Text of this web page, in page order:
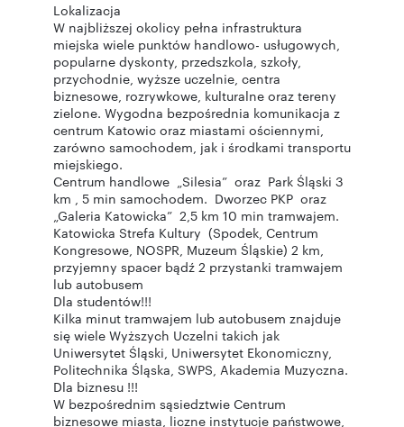
Lokalizacja
W najbliższej okolicy pełna infrastruktura
miejska wiele punktów handlowo- usługowych,
popularne dyskonty, przedszkola, szkoły,
przychodnie, wyższe uczelnie, centra
biznesowe, rozrywkowe, kulturalne oraz tereny
zielone. Wygodna bezpośrednia komunikacja z
centrum Katowic oraz miastami ościennymi,
zarówno samochodem, jak i środkami transportu
miejskiego.
Centrum handlowe „Silesia” oraz Park Śląski 3
km , 5 min samochodem. Dworzec PKP oraz
„Galeria Katowicka” 2,5 km 10 min tramwajem.
Katowicka Strefa Kultury (Spodek, Centrum
Kongresowe, NOSPR, Muzeum Śląskie) 2 km,
przyjemny spacer bądź 2 przystanki tramwajem
lub autobusem
Dla studentów!!!
Kilka minut tramwajem lub autobusem znajduje
się wiele Wyższych Uczelni takich jak
Uniwersytet Śląski, Uniwersytet Ekonomiczny,
Politechnika Śląska, SWPS, Akademia Muzyczna.
Dla biznesu !!!
W bezpośrednim sąsiedztwie Centrum
biznesowe miasta, liczne instytucje państwowe,